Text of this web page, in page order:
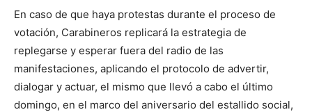
En caso de que haya protestas durante el proceso de
votación, Carabineros replicará la estrategia de
replegarse y esperar fuera del radio de las
manifestaciones, aplicando el protocolo de advertir,
dialogar y actuar, el mismo que llevó a cabo el último
domingo, en el marco del aniversario del estallido social,